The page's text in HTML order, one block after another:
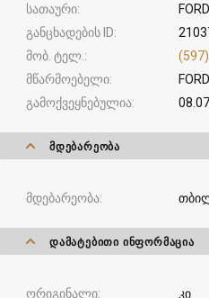
სათაური
განცხადების ID
მობ. ტელ.
მწარმოებელი
FORD
გამოქვეყნებულია
ᲛᲓᲔᲑᲐᲠᲔᲝᲑᲐ
მდებარეობა
ᲓᲐᲛᲐᲢᲔᲑᲘᲗᲘ ᲘᲜᲤᲝᲠᲛᲐᲪᲘᲐ
ორიგინალი
კი